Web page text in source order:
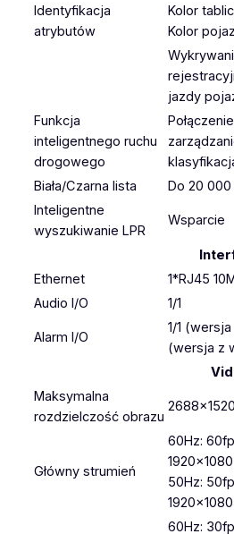
Identyfikacja
atrybutów
Kolor
Kolor
jazdy
Funkcja
inteligentnego ruchu
drogowego
Biała/Czarna lista
Do 20
Inteligentne
wyszukiwanie LPR
Wsparcie
Ethernet
1*RJ45
Audio I/O
1/1
Alarm I/O
1/1
(wersja z
Maksymalna
rozdzielczość obrazu
2688×1520
Główny strumień
60Hz:
50Hz:
60Hz: